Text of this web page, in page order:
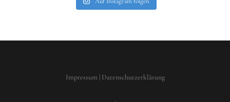
Impressum | Datenschutzerklärung